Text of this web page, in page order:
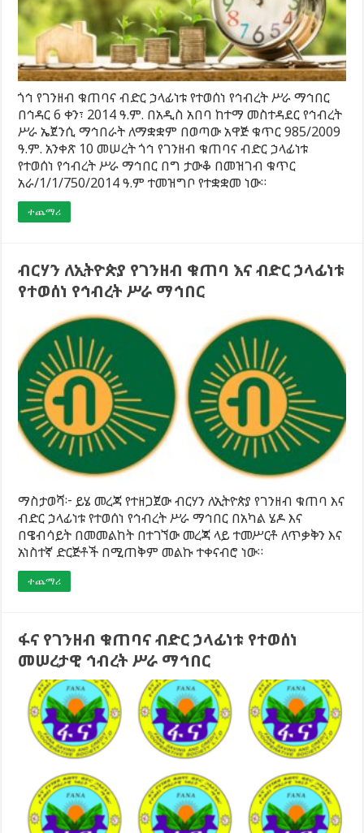
ጎኅ የገንዘብ ቁጠባና ብድር ኃላፊነቱ የተወሰነ የኅብረት ሥራ ማኅበር
በኅዳር 6 ቀን፣ 2014 ዓ.ም. በአዲስ አበባ ከተማ መስተዳደር የኅብረት
ሥራ ኤጀንሲ ማኅበራት ለማቋቋም በወጣው አዋጅ ቁጥር 985/2009
ዓ.ም. አንቀጽ 10 መሠረት ጎኅ የገንዘብ ቁጠባና ብድር ኃላፊነቱ
የተወሰነ የኅብረት ሥራ ማኅበር በግ ታውቆ በመዝገብ ቁጥር
አራ/1/1/750/2014 ዓ.ም ተመዝግቦ የተቋቋመ ነው።
ተጨማሪ
ብርሃን ለኢትዮጵያ የገንዘብ ቁጠባ እና ብድር ኃላፊነቱ
የተወሰነ የኅብረት ሥራ ማኅበር
ማስታወሻ፦ ይሄ መረጃ የተዘጋጀው ብርሃን ለኢትዮጵያ የገንዘብ ቁጠባ እና
ብድር ኃላፊነቱ የተወሰነ የኅብረት ሥራ ማኅበር በአካል ሄዶ እና
በዌብሳይት በመመልከት በተገኘው መረጃ ላይ ተመሥርቶ ለጥቃቅን እና
አነስተኛ ድርጅቶች በሚጠቅም መልኩ ተቀናብሮ ነው።
ተጨማሪ
ፋና የገንዘብ ቁጠባና ብድር ኃላፊነቱ የተወሰነ
መሠረታዊ ኅብረት ሥራ ማኅበር